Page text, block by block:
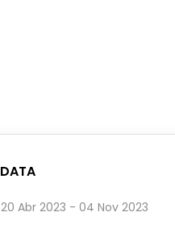
DATA
20 Abr 2023 - 04 Nov 2023